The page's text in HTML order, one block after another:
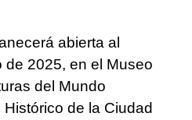
abierta al
de 2025, en el Museo
del Mundo
de la Ciudad